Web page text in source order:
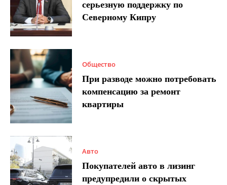
серьезную поддержку по
Северному Кипру
Общество
При разводе можно потребовать
компенсацию за ремонт
квартиры
Авто
Покупателей авто в лизинг
предупредили о скрытых